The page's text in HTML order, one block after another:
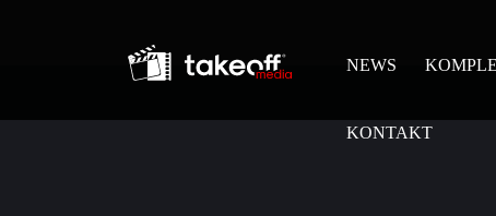
NEWS
KONTAKT